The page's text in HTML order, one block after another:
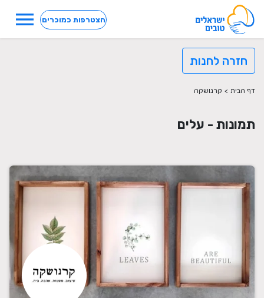
הצטרפות כמוכרים menu
חזרה לחנות
דף הבית > קרנושקה
תמונות - עלים